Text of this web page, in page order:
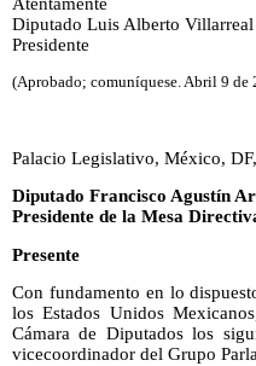
Diputado Luis Alberto
Presidente
(Aprobado; comuníquese. Abril 9 de
Palacio Legislativo, México,
Diputado Francisco Agustín
Presidente de la Mesa
Presente
Con fundamento en lo
los Estados Unidos
Cámara de Diputados los
vicecoordinador del Grupo